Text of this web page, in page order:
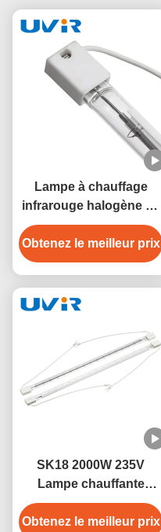
Lampe à chauffage
infrarouge halogène au
quartz de 400 V à 3000
W avec base SK15
Obtenez le meilleur prix
SK18 2000W 235V
Lampe chauffante
infrarouge quartz pour
séchage industriel
Obtenez le meilleur prix